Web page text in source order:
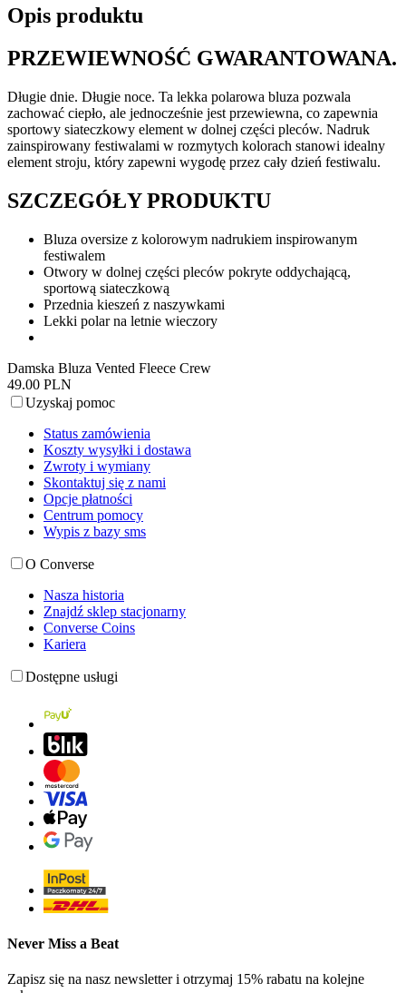
Opis produktu
PRZEWIEWNOŚĆ GWARANTOWANA.
Długie dnie. Długie noce. Ta lekka polarowa bluza pozwala
zachować ciepło, ale jednocześnie jest przewiewna, co zapewnia
sportowy siateczkowy element w dolnej części pleców. Nadruk
zainspirowany festiwalami w rozmytych kolorach stanowi idealny
element stroju, który zapewni wygodę przez cały dzień festiwalu.
SZCZEGÓŁY PRODUKTU
Bluza oversize z kolorowym nadrukiem inspirowanym
festiwalem
Otwory w dolnej części pleców pokryte oddychającą,
sportową siateczkową
Przednia kieszeń z naszywkami
Lekki polar na letnie wieczory
Damska Bluza Vented Fleece Crew
49.00 PLN
Uzyskaj pomoc
Status zamówienia
Koszty wysyłki i dostawa
Zwroty i wymiany
Skontaktuj się z nami
Opcje płatności
Centrum pomocy
Wypis z bazy sms
O Converse
Nasza historia
Znajdź sklep stacjonarny
Converse Coins
Kariera
Dostępne usługi
Never Miss a Beat
Zapisz się na nasz newsletter i otrzymaj 15% rabatu na kolejne